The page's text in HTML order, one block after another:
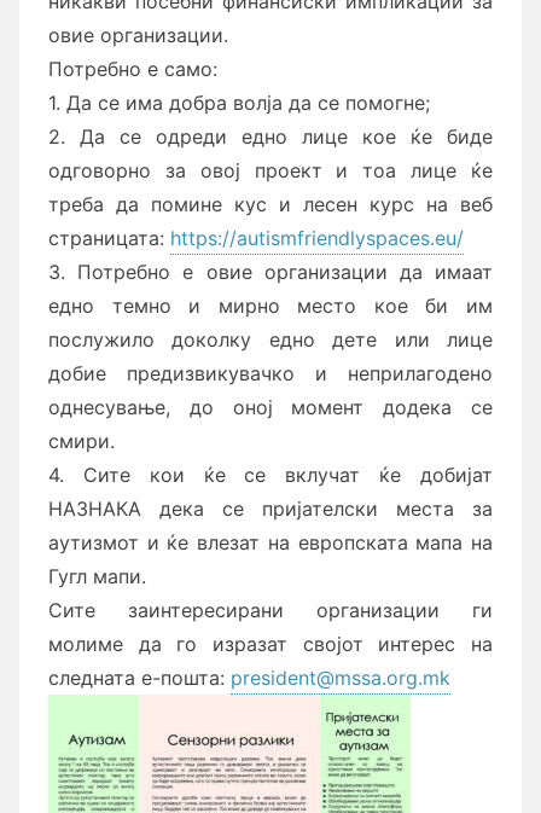
овие организации.
Потребно е само:
1. Да се има добра волја да се помогне;
2. Да се одреди едно лице кое ќе биде
одговорно за овој проект и тоа лице ќе
треба да помине кус и лесен курс на веб
страницата: https://autismfriendlyspaces.eu/
3. Потребно е овие организации да имаат
едно темно и мирно место кое би им
послужило доколку едно дете или лице
добие предизвикувачко и неприлагодено
однесување, до оној момент додека се
смири.
4. Сите кои ќе се вклучат ќе добијат
НАЗНАКА дека се пријателски места за
аутизмот и ќе влезат на европската мапа на
Гугл мапи.
Сите заинтересирани организации ги
молиме да го изразат својот интерес на
следната е-пошта: president@mssa.org.mk